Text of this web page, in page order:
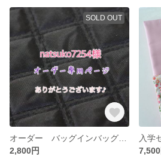
SOLD OUT
2,800円
入学
7,500